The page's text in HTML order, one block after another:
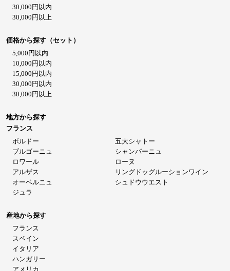
30,000円以内
30,000円以上
価格から探す（セット）
5,000円以内
10,000円以内
15,000円以内
30,000円以内
30,000円以上
地方から探す
フランス
ボルドー
五大シャトー
ブルゴーニュ
シャンパーニュ
ロワール
ローヌ
アルザス
リングドッグルーションワイン
オーベルニュ
シュドウウエスト
ジュラ
産地から探す
フランス
スペイン
イタリア
ハンガリー
アメリカ